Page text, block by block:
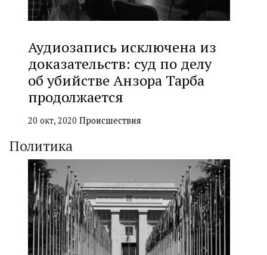
Аудиозапись исключена из
доказательств: суд по делу
об убийстве Анзора Тарба
продолжается
20 окт, 2020 Происшествия
Политика